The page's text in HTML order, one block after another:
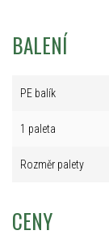
BALENÍ
PE balík
1 paleta
Rozměr palety
CENY